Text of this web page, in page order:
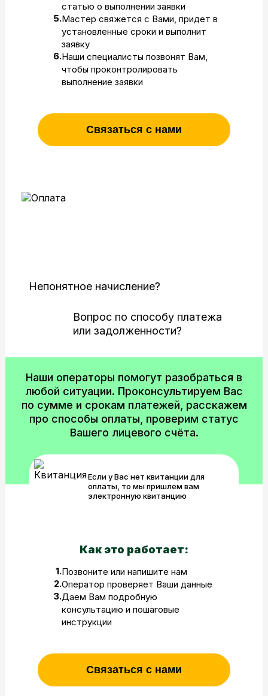
статью о выполнении заявки
5.Мастер свяжется с Вами, придет в
установленные сроки и выполнит
заявку
6.Наши специалисты позвонят Вам,
чтобы проконтролировать
выполнение заявки
Связаться с нами
Непонятное начисление?
Вопрос по способу платежа
или задолженности?
Наши операторы помогут разобраться в
любой ситуации. Проконсультируем Вас
по сумме и срокам платежей, расскажем
про способы оплаты, проверим статус
Вашего лицевого счёта.
Если у Вас нет квитанции для
оплаты, то мы пришлем вам
электронную квитанцию
Как это работает:
1.Позвоните или напишите нам
2.Оператор проверяет Ваши данные
3.Даем Вам подробную
консультацию и пошаговые
инструкции
Связаться с нами